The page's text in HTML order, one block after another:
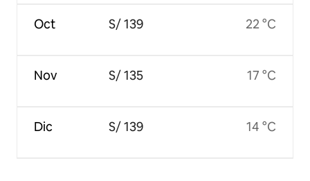
Oct
Nov
Dic
S/ 139
S/ 135
S/ 139
22 °C
17 °C
14 °C